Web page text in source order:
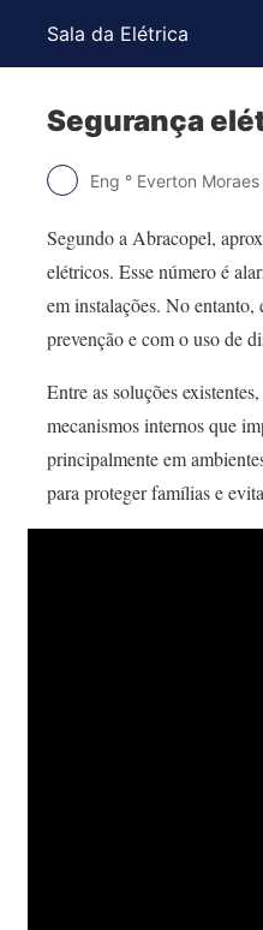
Sala da Elétrica
Segurança
Eng ° Everton Moraes
Segundo a Abracopel,
elétricos. Esse número é
em instalações. No entanto,
prevenção e com o uso de
Entre as soluções
mecanismos internos que
principalmente em
para proteger famílias e